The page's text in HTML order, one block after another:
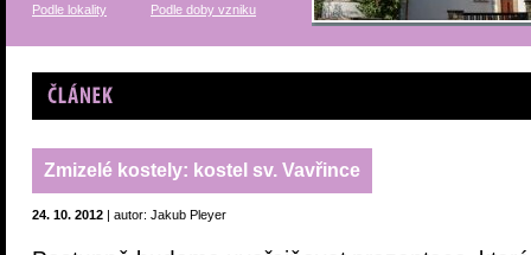
Podle lokality
Podle doby vzniku
Článek
Zmizelé kostely: kostel sv. Vavřince
24. 10. 2012 | autor: Jakub Pleyer